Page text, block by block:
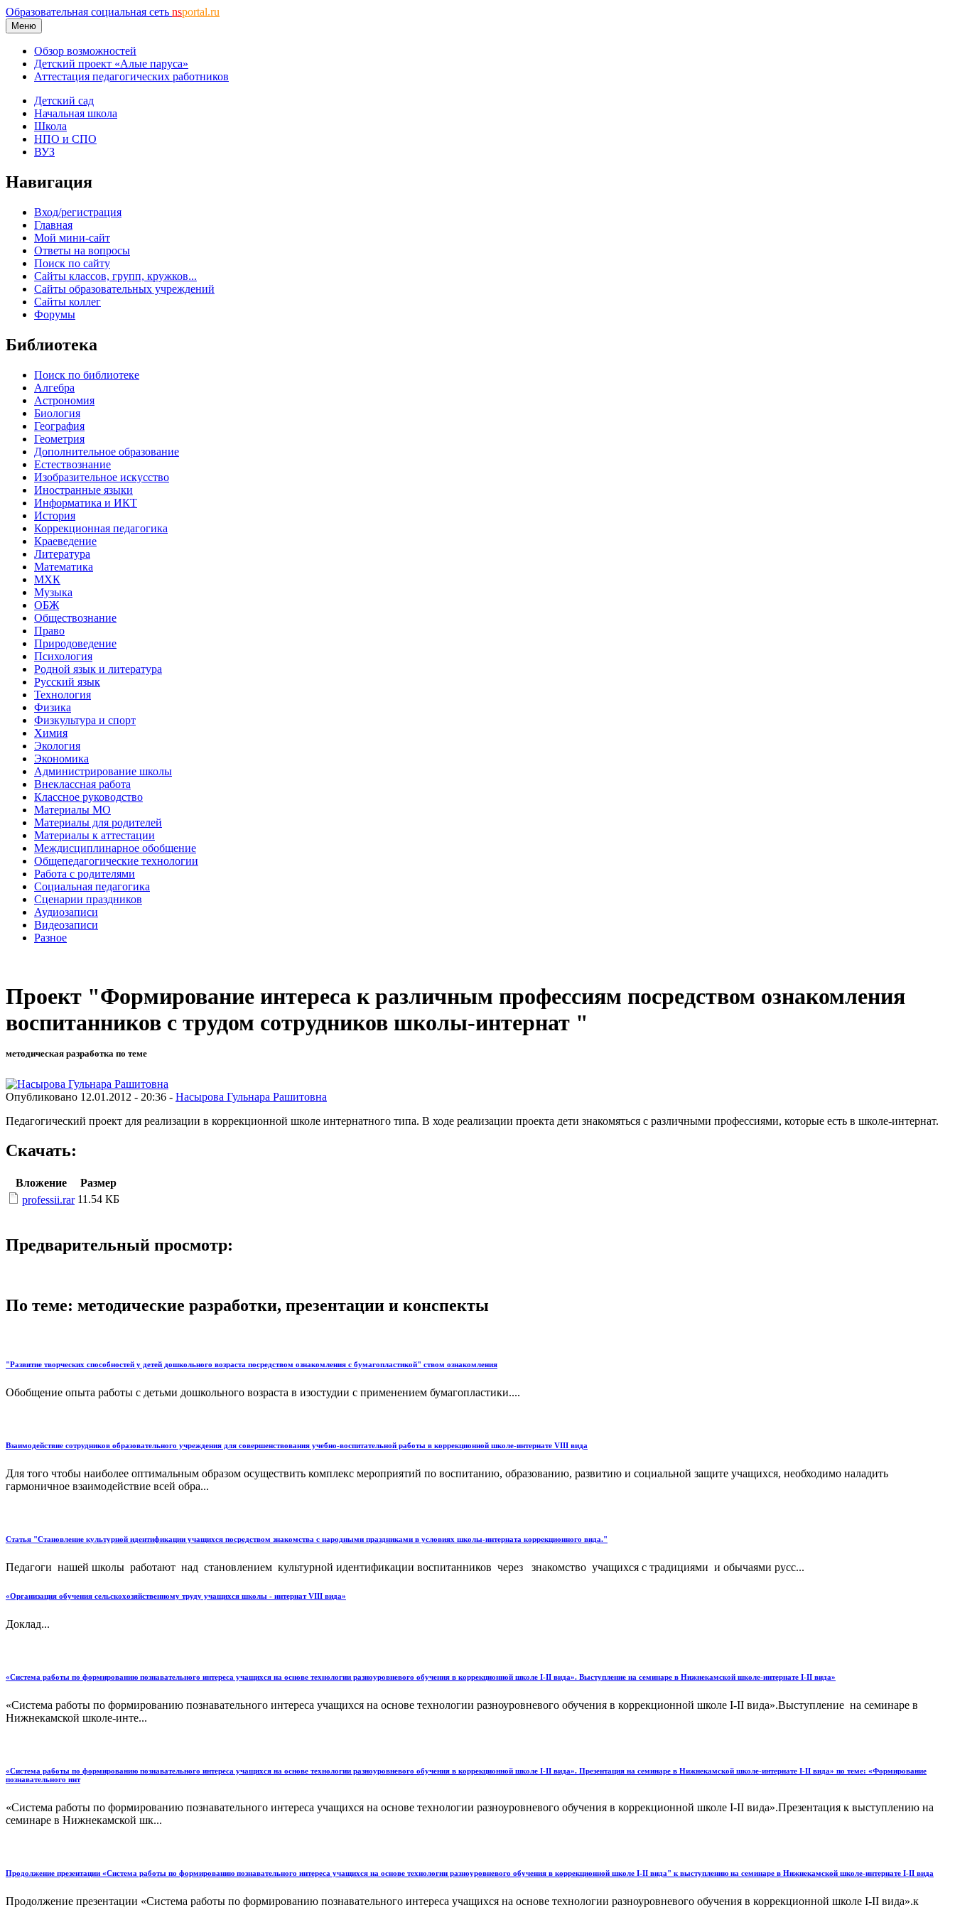
Образовательная социальная сеть nsportal.ru
Меню
Обзор возможностей
Детский проект «Алые паруса»
Аттестация педагогических работников
Детский сад
Начальная школа
Школа
НПО и СПО
ВУЗ
Навигация
Вход/регистрация
Главная
Мой мини-сайт
Ответы на вопросы
Поиск по сайту
Сайты классов, групп, кружков...
Сайты образовательных учреждений
Сайты коллег
Форумы
Библиотека
Поиск по библиотеке
Алгебра
Астрономия
Биология
География
Геометрия
Дополнительное образование
Естествознание
Изобразительное искусство
Иностранные языки
Информатика и ИКТ
История
Коррекционная педагогика
Краеведение
Литература
Математика
МХК
Музыка
ОБЖ
Обществознание
Право
Природоведение
Психология
Родной язык и литература
Русский язык
Технология
Физика
Физкультура и спорт
Химия
Экология
Экономика
Администрирование школы
Внеклассная работа
Классное руководство
Материалы МО
Материалы для родителей
Материалы к аттестации
Междисциплинарное обобщение
Общепедагогические технологии
Работа с родителями
Социальная педагогика
Сценарии праздников
Аудиозаписи
Видеозаписи
Разное
Проект "Формирование интереса к различным профессиям посредством ознакомления
воспитанников с трудом сотрудников школы-интернат "
методическая разработка по теме
Опубликовано 12.01.2012 - 20:36 - Насырова Гульнара Рашитовна
Педагогический проект для реализации в коррекционной школе интернатного типа. В ходе реализации проекта дети знакомяться с различными профессиями, которые есть в школе-интернат.
Скачать:
Вложение
Размер
professii.rar 11.54 КБ
Предварительный просмотр:
По теме: методические разработки, презентации и конспекты
"Развитие творческих способностей у детей дошкольного возраста посредством ознакомления с бумагопластикой" ством ознакомления
Обобщение опыта работы с детьми дошкольного возраста в изостудии с применением бумагопластики....
Взаимодействие сотрудников образовательного учреждения для совершенствования учебно-воспитательной работы в коррекционной школе-интернате VIII вида
Для того чтобы наиболее оптимальным образом осуществить комплекс мероприятий по воспитанию, образованию, развитию и социальной защите учащихся, необходимо наладить
гармоничное взаимодействие всей обра...
Статья "Становление культурной идентификации учащихся посредством знакомства с народными праздниками в условиях школы-интерната коррекционного вида."
Педагоги нашей школы работают над становлением культурной идентификации воспитанников через знакомство учащихся с традициями и обычаями русс...
«Организация обучения сельскохозяйственному труду учащихся школы - интернат VIII вида»
Доклад...
«Система работы по формированию познавательного интереса учащихся на основе технологии разноуровневого обучения в коррекционной школе I-II вида». Выступление на семинаре в Нижнекамской школе-интернате I-II вида»
«Система работы по формированию познавательного интереса учащихся на основе технологии разноуровневого обучения в коррекционной школе I-II вида».Выступление на семинаре в
Нижнекамской школе-инте...
«Система работы по формированию познавательного интереса учащихся на основе технологии разноуровневого обучения в коррекционной школе I-II вида». Презентация на семинаре в Нижнекамской школе-интернате I-II вида» по теме: «Формирование
познавательного инт
«Система работы по формированию познавательного интереса учащихся на основе технологии разноуровневого обучения в коррекционной школе I-II вида».Презентация к выступлению на
семинаре в Нижнекамской шк...
Продолжение презентации «Система работы по формированию познавательного интереса учащихся на основе технологии разноуровневого обучения в коррекционной школе I-II вида" к выступлению на семинаре в Нижнекамской школе-интернате I-II вида
Продолжение презентации «Система работы по формированию познавательного интереса учащихся на основе технологии разноуровневого обучения в коррекционной школе I-II вида».к